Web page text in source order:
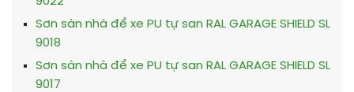
Sơn sàn nhà để xe PU tự san RAL GARAGE SHIELD SL
9018
Sơn sàn nhà để xe PU tự san RAL GARAGE SHIELD SL
9017